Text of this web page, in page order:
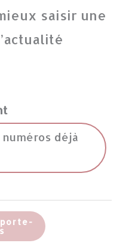
saisir une
déjà